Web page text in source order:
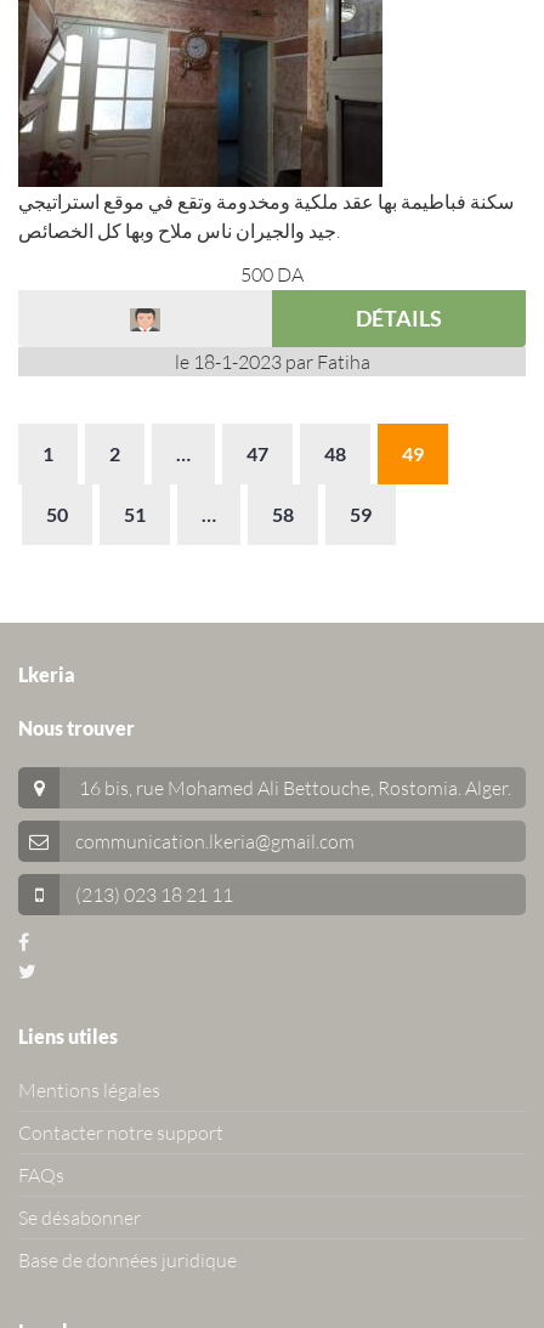
سكنة فباطيمة بها عقد ملكية ومخدومة وتقع في موقع استراتيجي
جيد والجيران ناس ملاح وبها كل الخصائص.
500 DA
DÉTAILS
le 18-1-2023 par Fatiha
1 2 … 47 48 49
50 51 … 58 59
Lkeria
Nous trouver
16 bis, rue Mohamed Ali Bettouche, Rostomia. Alger.
communication.lkeria@gmail.com
(213) 023 18 21 11
Liens utiles
Mentions légales
Contacter notre support
FAQs
Se désabonner
Base de données juridique